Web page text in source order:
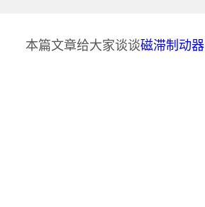
本篇文章给大家谈谈磁滞制动器